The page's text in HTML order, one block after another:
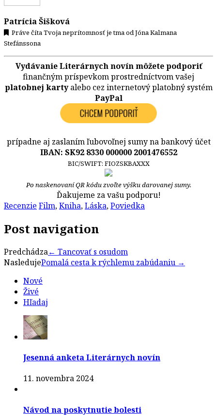
Patrícia Šišková
Práve číta Tvoja neprítomnosť je tma od Jóna Kalmana
Stefánssona
Vydávanie Literárnych novín môžete podporiť
finančným príspevkom prostredníctvom vašej
platobnej kartyalebo cez internetový platobný systém
PayPal
prípadne aj zaslaním ľubovoľnej sumy na bankový účet
IBAN: SK92 8330 000000 2001476552
BIC/SWIFT: FIOZSKBAXXX
Po naskenovaní QR kódu zvoľte výšku darovanej sumy.
Ďakujeme za vašu podporu!
Recenzie Film,Kniha,Láska,Poviedka
Post navigation
Predchádza← Tancovať s osudom
NasledujePomalá cesta k rýchlemu zabúdaniu →
Nové
Živé
Hľadaj
Jesenná anketa Literárnych novín
11. novembra 2024
Návod na poskytnutie bolesti